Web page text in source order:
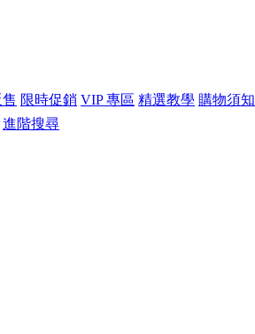
限時促銷 VIP 專區 精選教學 購物須知
進階搜尋